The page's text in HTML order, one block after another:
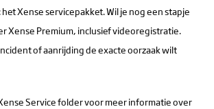
Xense servicepakket. Wil je nog een stapje
Xense Premium, inclusief videoregistratie.
of aanrijding de exacte oorzaak wilt
Service folder voor meer informatie over